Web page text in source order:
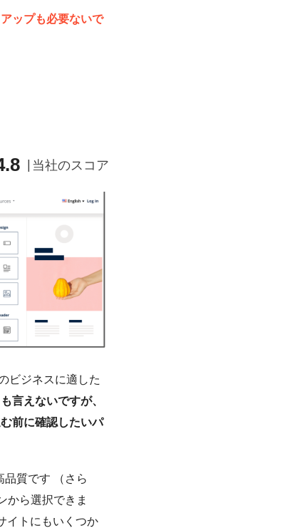
ップも必要ないで
当社のスコア
ビジネスに適した
言えないですが、
前に確認したいパ
質です （さら
から選択できま
イトにもいくつか